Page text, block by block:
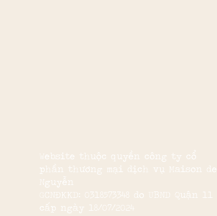
Website thuộc quyền công ty cổ
phần thương mại dịch vụ Maison de
Nguyễn
GCNĐKKD: 0318573348 do UBND Quận 11
cấp ngày 18/07/2024